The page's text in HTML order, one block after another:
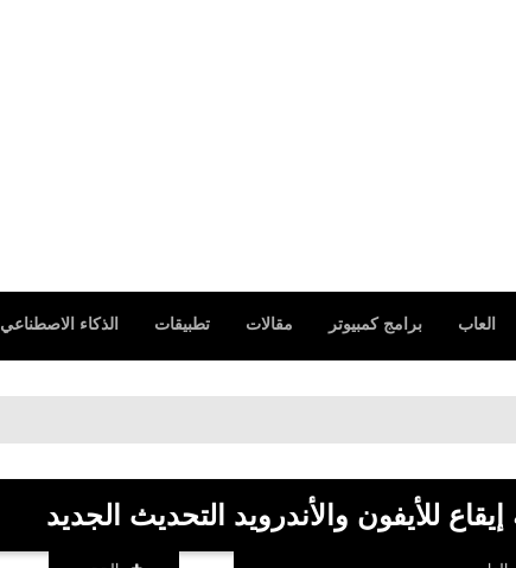
العاب برامج كمبيوتر مقالات تطبيقات الذكاء الاصطناعي